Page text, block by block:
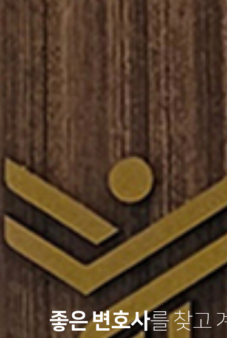
좋은 변호사를 찾고